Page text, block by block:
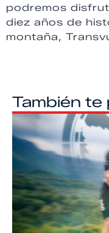
podremos
diez años de
montaña,
También